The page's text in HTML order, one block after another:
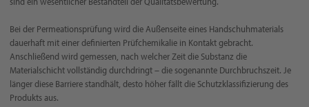
Bei der Permeationsprüfung wird die Außenseite eines Handschuhmaterials
dauerhaft mit einer definierten Prüfchemikalie in Kontakt gebracht.
Anschließend wird gemessen, nach welcher Zeit die Substanz die
Materialschicht vollständig durchdringt – die sogenannte Durchbruchszeit. Je
länger diese Barriere standhält, desto höher fällt die Schutzklassifizierung des
Produkts aus.